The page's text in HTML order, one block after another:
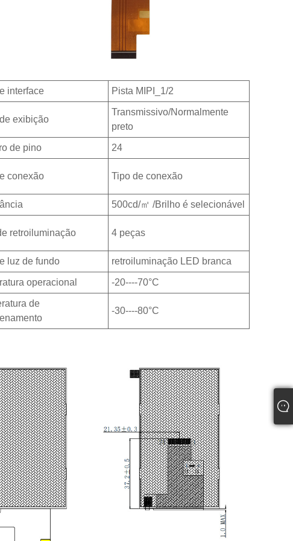
interface Pista MIPI_1/2
exibição
Transmissivo/Normalmente
preto
de pino 24
conexão Tipo de conexão
500cd/㎡ /Brilho é selecionável
retroiluminação 4 peças
luz de fundo retroiluminação LED branca
operacional -20----70°C
de
-30----80°C